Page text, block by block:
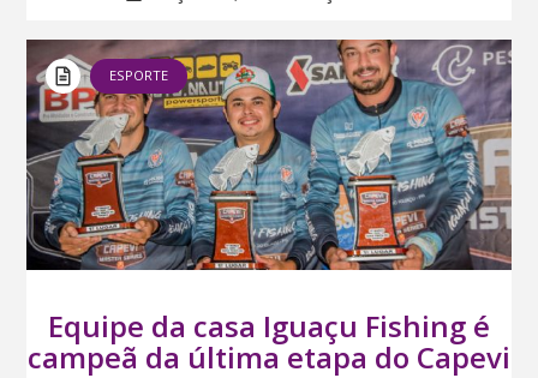
ESPORTE
Equipe da casa Iguaçu Fishing é
campeã da última etapa do Capevi